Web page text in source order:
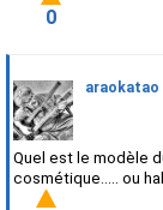
0
araokatao
Quel est le modèle
cosmétique..... ou